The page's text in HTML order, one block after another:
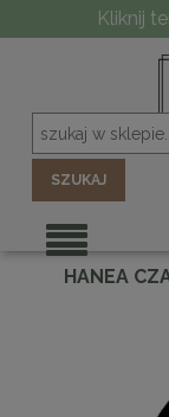
Kliknij
SZUKAJ
HANEA